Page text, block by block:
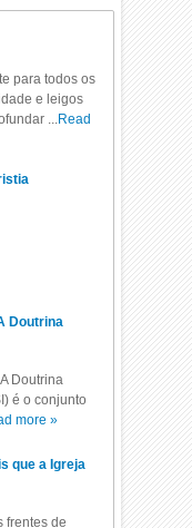
para todos os
e leigos
...Read
Doutrina
Doutrina
é o conjunto
more »
que a Igreja
frentes de